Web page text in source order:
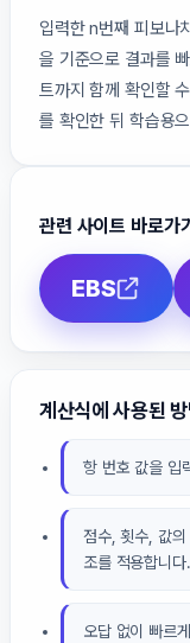
입력한 n번째 피보나
을 기준으로 결과를
트까지 함께 확인할
를 확인한 뒤 학습용
관련 사이트 바로가기
EBS
계산식에 사용된 방
항 번호 값을 입
점수, 횟수, 값
조를 적용합니다.
오답 없이 빠르